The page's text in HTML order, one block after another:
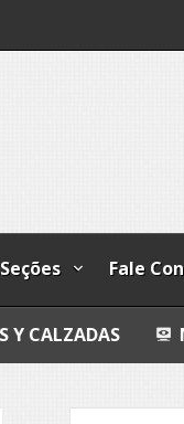
Seções Fale
MANDALA